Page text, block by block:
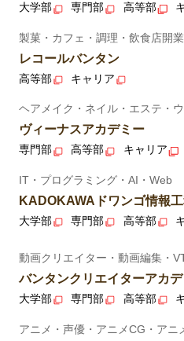
大学部 専門部 高等部
製菓・カフェ・調理・飲食店開業
レコールバンタン
高等部 キャリア
ヘアメイク・ネイル・エステ・
ヴィーナスアカデミー
専門部 高等部 キャリア
IT・プログラミング・AI・Web
KADOKAWAドワンゴ情報
大学部 専門部 高等部
動画クリエイター・動画編集・
バンタンクリエイターアカ
大学部 専門部 高等部
アニメ・声優・アニメCG・アニ